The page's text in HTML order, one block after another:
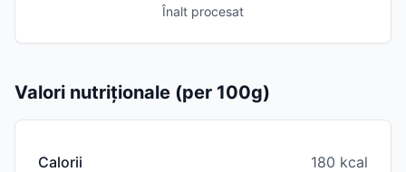
Înalt procesat
Valori nutriționale (per 100g)
Calorii 180 kcal